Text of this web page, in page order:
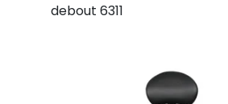
debout 6311